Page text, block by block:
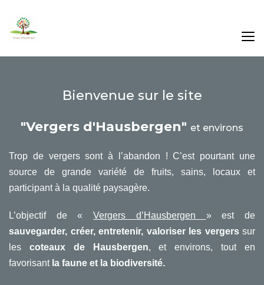
Bienvenue sur le site
"Vergers d'Hausbergen" et environs
Trop de vergers sont à l’abandon ! C’est pourtant une
source de grande variété de fruits, sains, locaux et
participant à la qualité paysagère.
L’objectif de «Vergers d’Hausbergen » est de
sauvegarder, créer, entretenir, valoriser les vergerssur
les coteaux de Hausbergen, et environs, tout en
favorisant la faune et la biodiversité.